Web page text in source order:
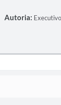
Autoria: Executivo